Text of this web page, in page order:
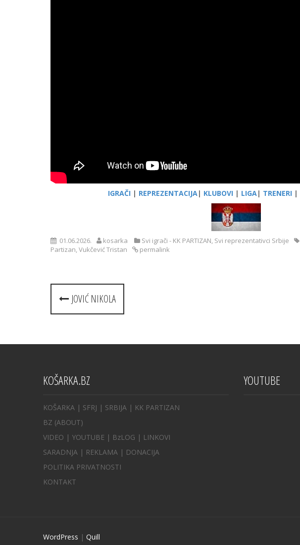
IGRAČI | REPREZENTACIJA| KLUBOVI| LIGA| TRENERI |
01.06.2026. kosarka Svi igrači - KK PARTIZAN Svi reprezentativci Srbije
Partizan Vukčević Tristan permalink
Post
navigation
JOVIĆ NIKOLA
KOŠARKA.BZ
KOŠARKA | SFRJ | SRBIJA | KK PARTIZAN
BZ (ABOUT)
VIDEO | YOUTUBE | BzLOG | LINKOVI
SARADNJA | REKLAMA | DONACIJA
POLITIKA PRIVATNOSTI
KONTAKT
YOUTUBE
WordPress | Quill